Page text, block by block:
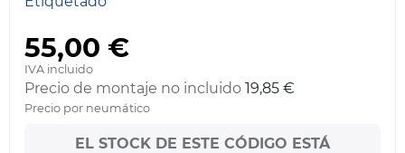
55,00 €
IVA incluido
Precio de montaje no incluido 19,85 €
Precio por neumático
EL STOCK DE ESTE CÓDIGO ESTÁ